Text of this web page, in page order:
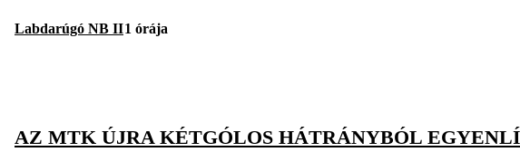
Labdarúgó NB II1 órája
AZ MTK ÚJRA KÉTGÓLOS HÁTRÁNYBÓL